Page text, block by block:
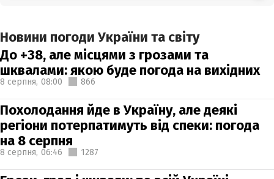
Новини погоди України та світу
До +38, але місцями з грозами та
шквалами: якою буде погода на вихідних
8 серпня, 08:00 866
Похолодання йде в Україну, але деякі
регіони потерпатимуть від спеки: погода
на 8 серпня
8 серпня, 06:46 1287